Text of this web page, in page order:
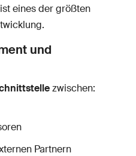
eines der größten
und
zwischen:
Partnern